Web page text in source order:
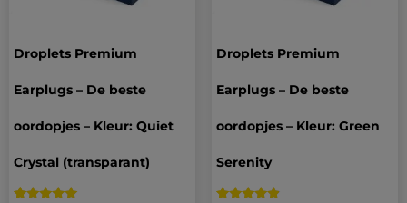
Droplets Premium
Earplugs – De beste
oordopjes – Kleur: Quiet
Crystal (transparant)
Droplets Premium
Earplugs – De beste
oordopjes – Kleur: Green
Serenity